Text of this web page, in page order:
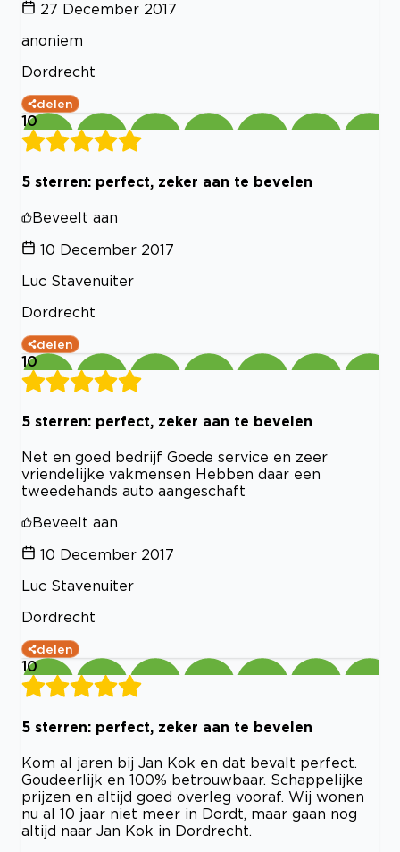
27 December 2017
anoniem
Dordrecht
delen
10
5 sterren: perfect, zeker aan te bevelen
Beveelt aan
10 December 2017
Luc Stavenuiter
Dordrecht
delen
10
5 sterren: perfect, zeker aan te bevelen
Net en goed bedrijf Goede service en zeer
vriendelijke vakmensen Hebben daar een
tweedehands auto aangeschaft
Beveelt aan
10 December 2017
Luc Stavenuiter
Dordrecht
delen
10
5 sterren: perfect, zeker aan te bevelen
Kom al jaren bij Jan Kok en dat bevalt perfect.
Goudeerlijk en 100% betrouwbaar. Schappelijke
prijzen en altijd goed overleg vooraf. Wij wonen
nu al 10 jaar niet meer in Dordt, maar gaan nog
altijd naar Jan Kok in Dordrecht.